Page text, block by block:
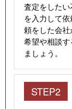
査定をした
を入力して
頼をした会社
希望や相談
ましょう。
STEP2